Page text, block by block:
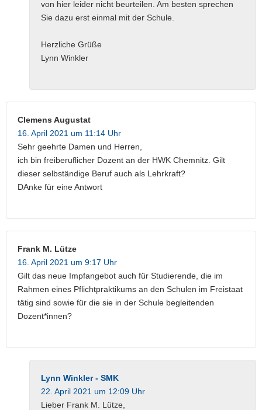
von hier leider nicht beurteilen. Am besten sprechen
Sie dazu erst einmal mit der Schule.
Herzliche Grüße
Lynn Winkler
Clemens Augustat
16. April 2021 um 11:14 Uhr
Sehr geehrte Damen und Herren,
ich bin freiberuflicher Dozent an der HWK Chemnitz. Gilt
dieser selbständige Beruf auch als Lehrkraft?
DAnke für eine Antwort
Frank M. Lütze
16. April 2021 um 9:17 Uhr
Gilt das neue Impfangebot auch für Studierende, die im
Rahmen eines Pflichtpraktikums an den Schulen im Freistaat
tätig sind sowie für die sie in der Schule begleitenden
Dozent*innen?
Lynn Winkler - SMK
22. April 2021 um 12:09 Uhr
Lieber Frank M. Lütze,